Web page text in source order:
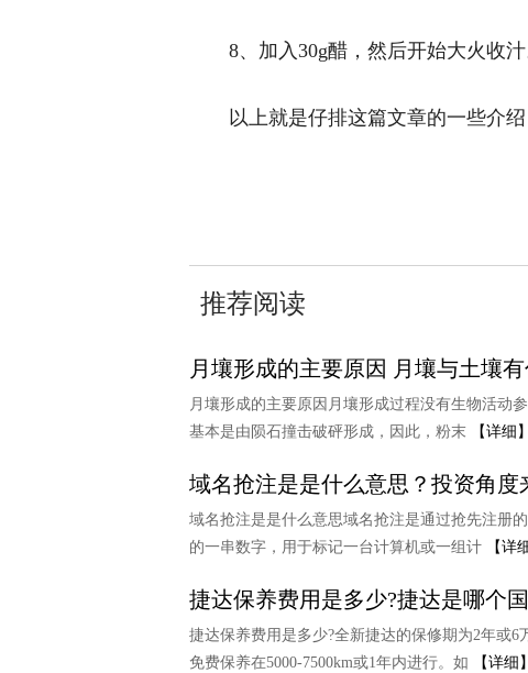
8、加入30g醋，然后开始大火收
以上就是仔排这篇文章的一些介
推荐阅读
月壤形成的主要原因 月壤与土壤有
月壤形成的主要原因月壤形成过程没有生物活动
基本是由陨石撞击破砰形成，因此，粉末
【详细】
域名抢注是是什么意思？投资角度
域名抢注是是什么意思域名抢注是通过抢先注册
的一串数字，用于标记一台计算机或一组计
【详
捷达保养费用是多少?捷达是哪个
捷达保养费用是多少?全新捷达的保修期为2年或
免费保养在5000-7500km或1年内进行。如
【详细】